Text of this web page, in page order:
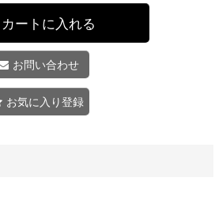
カートに入れる
お問い合わせ
お気に入り登録